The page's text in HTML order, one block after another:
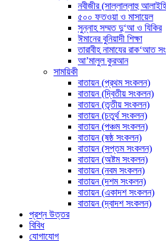
নবীজীর (সাল্লাল্লাহু
৫০০ ফতওয়া ও মাসায়েল
সুন্নাহ সম্মত দু‘আ ও যিকির
ঈমানের বুনিয়াদী শিক্ষা
তারাবীহ নামাযের রাক‘আত
আ’মালুল কুরআন
সাময়িকী
বাতায়ন (প্রথম সংকলন)
বাতায়ন (দ্বিতীয় সংকলন)
বাতায়ন (তৃতীয় সংকলন)
বাতায়ন (চতুর্থ সংকলন)
বাতায়ন (পঞ্চম সংকলন)
বাতায়ন (ষষ্ঠ সংকলন)
বাতায়ন (সপ্তম সংকলন)
বাতায়ন (অষ্টম সংকলন)
বাতায়ন (নবম সংকলন)
বাতায়ন (দশম সংকলন)
বাতায়ন (একাদশ সংকলন)
বাতায়ন (দ্বাদশ সংকলন)
প্রশ্ন উত্তর
বিবিধ
যোগাযোগ